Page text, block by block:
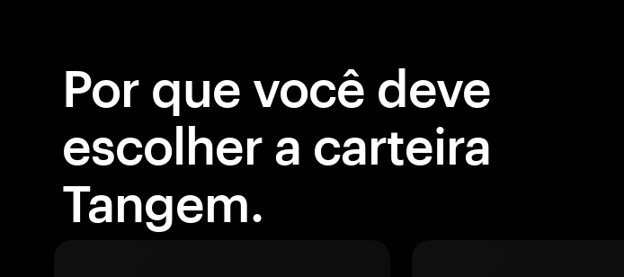
Por que você deve
escolher a carteira
Tangem.